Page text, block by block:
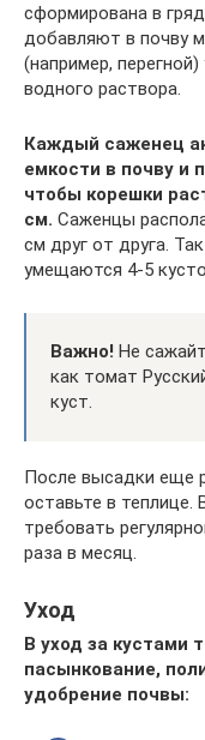
сформирована в
добавляют в почву
(например,
водного раствора.
Каждый саженец
емкости в почву и
чтобы корешки
см. Саженцы
см друг от друга.
умещаются 4-5
Важно! Не
как томат
куст.
После высадки еще
оставьте в
требовать
раза в месяц.
Уход
В уход за кустами
пасынкование,
удобрение почвы: